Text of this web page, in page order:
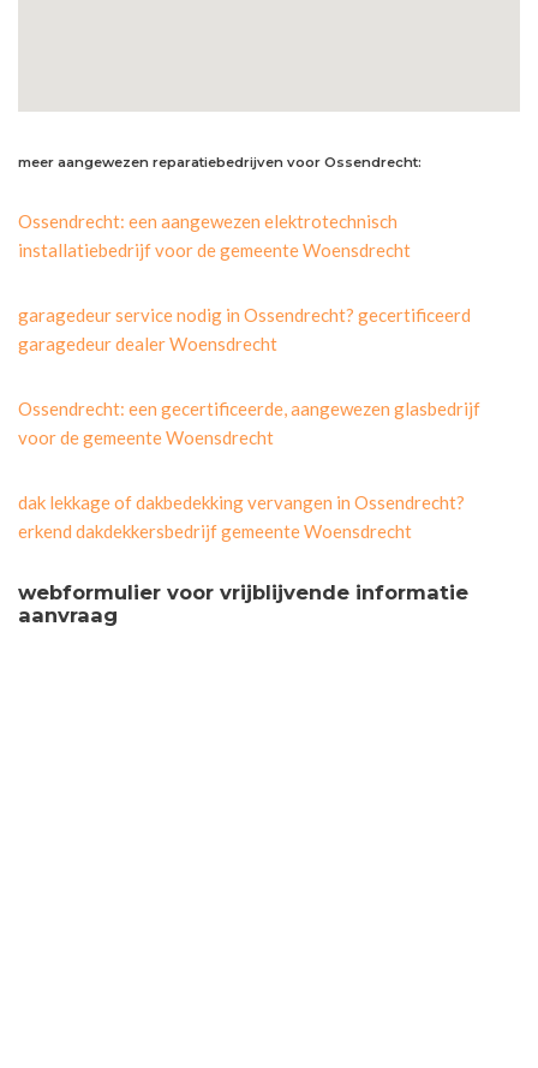
meer aangewezen reparatiebedrijven voor Ossendrecht:
Ossendrecht: een aangewezen elektrotechnisch
installatiebedrijf voor de gemeente Woensdrecht
garagedeur service nodig in Ossendrecht? gecertificeerd
garagedeur dealer Woensdrecht
Ossendrecht: een gecertificeerde, aangewezen glasbedrijf
voor de gemeente Woensdrecht
dak lekkage of dakbedekking vervangen in Ossendrecht?
erkend dakdekkersbedrijf gemeente Woensdrecht
webformulier voor vrijblijvende informatie
aanvraag